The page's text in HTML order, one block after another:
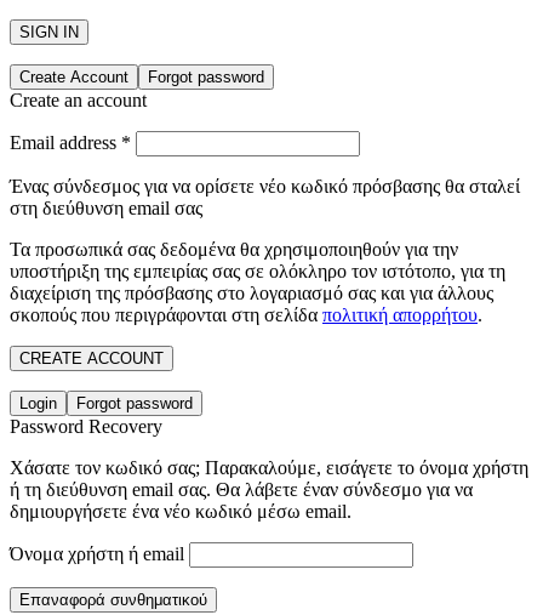
SIGN IN
Create Account Forgot password
Create an account
Email address *
Ένας σύνδεσμος για να ορίσετε νέο κωδικό πρόσβασης θα σταλεί
στη διεύθυνση email σας
Τα προσωπικά σας δεδομένα θα χρησιμοποιηθούν για την
υποστήριξη της εμπειρίας σας σε ολόκληρο τον ιστότοπο, για τη
διαχείριση της πρόσβασης στο λογαριασμό σας και για άλλους
σκοπούς που περιγράφονται στη σελίδα πολιτική απορρήτου.
CREATE ACCOUNT
Login Forgot password
Password Recovery
Χάσατε τον κωδικό σας; Παρακαλούμε, εισάγετε το όνομα χρήστη
ή τη διεύθυνση email σας. Θα λάβετε έναν σύνδεσμο για να
δημιουργήσετε ένα νέο κωδικό μέσω email.
Όνομα χρήστη ή email
Επαναφορά συνθηματικού